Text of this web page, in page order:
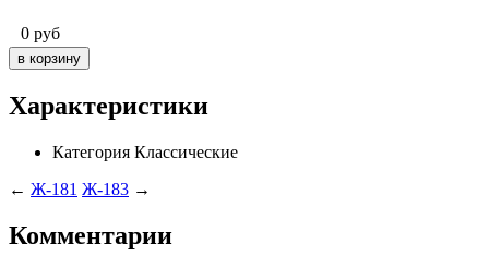
0 руб
Характеристики
Категория Классические
← Ж-181 Ж-183 →
Комментарии